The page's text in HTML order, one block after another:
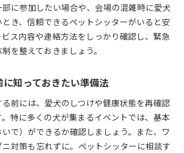
に参加したい場合や、会場の混雑時に愛犬
き、信頼できるペットシッターがいると安
ス内容や連絡方法をしっかり確認し、緊急
を整えておきましょう。
知っておきたい準備法
前には、愛犬のしつけや健康状態を再確認
特に多くの犬が集まるイベントでは、基本
で）ができるか確認しましょう。また、ワ
対策も忘れずに。ペットシッターに相談す